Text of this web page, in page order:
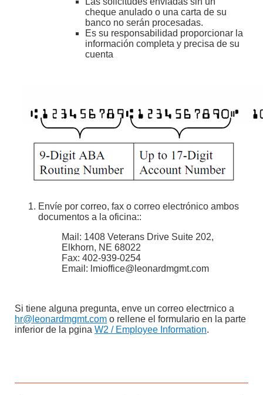
cheque anulado o una carta de su
banco no serán procesadas.
Es su responsabilidad proporcionar la
información completa y precisa de su
cuenta
Envíe por correo, fax o correo electrónico ambos
documentos a la oficina::
Mail: 1408 Veterans Drive Suite 202,
Elkhorn, NE 68022
Fax: 402-939-0254
Email: lmioffice@leonardmgmt.com
Si tiene alguna pregunta, enve un correo electrnico a
hr@leonardmgmt.com o rellene el formulario en la parte
inferior de la pgina W2 / Employee Information.